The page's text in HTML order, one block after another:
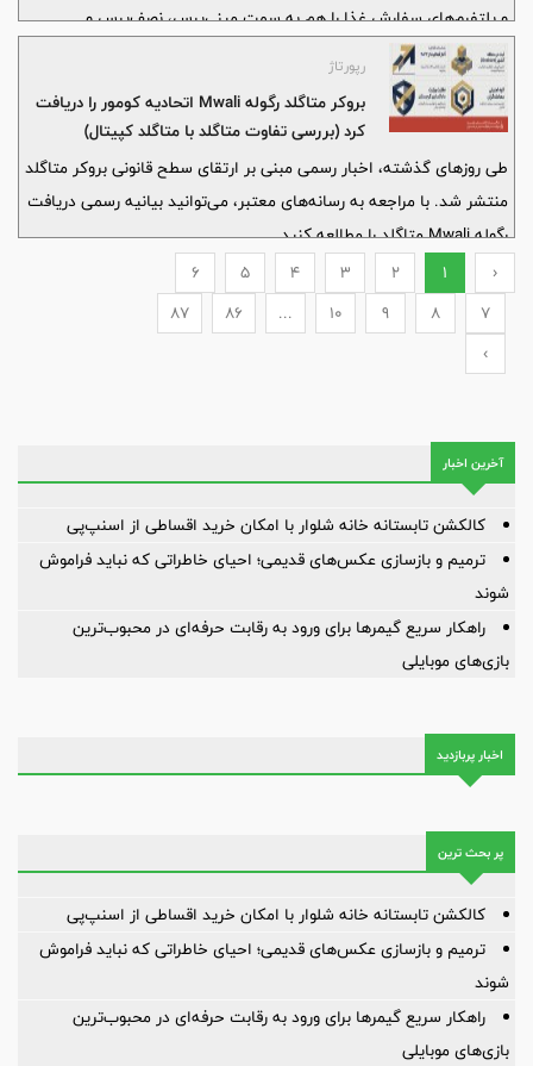
و پلتفرم‌های سفارش غذا را هم به سمت مینی‌پرس، نصف‌پرس و
گزینه‌های اقتصادی هل داده است.
رپورتاژ
بروکر متاگلد رگوله Mwali اتحادیه کومور را دریافت
کرد (بررسی تفاوت متاگلد با متاگلد کپیتال)
طی روزهای گذشته، اخبار رسمی مبنی بر ارتقای سطح قانونی بروکر متاگلد
منتشر شد. با مراجعه به رسانه‌های معتبر، می‌توانید بیانیه رسمی دریافت
رگوله Mwali متاگلد را مطالعه کنید.
‹
1
2
3
4
5
6
7
8
9
10
...
86
87
›
آخرین اخبار
کالکشن تابستانه خانه شلوار با امکان خرید اقساطی از اسنپ‌پی
ترمیم و بازسازی عکس‌های قدیمی؛ احیای خاطراتی که نباید فراموش
شوند
راهکار سریع گیمرها برای ورود به رقابت حرفه‌ای در محبوب‌ترین
بازی‌های موبایلی
اخبار پربازدید
پر بحث ترین
کالکشن تابستانه خانه شلوار با امکان خرید اقساطی از اسنپ‌پی
ترمیم و بازسازی عکس‌های قدیمی؛ احیای خاطراتی که نباید فراموش
شوند
راهکار سریع گیمرها برای ورود به رقابت حرفه‌ای در محبوب‌ترین
بازی‌های موبایلی